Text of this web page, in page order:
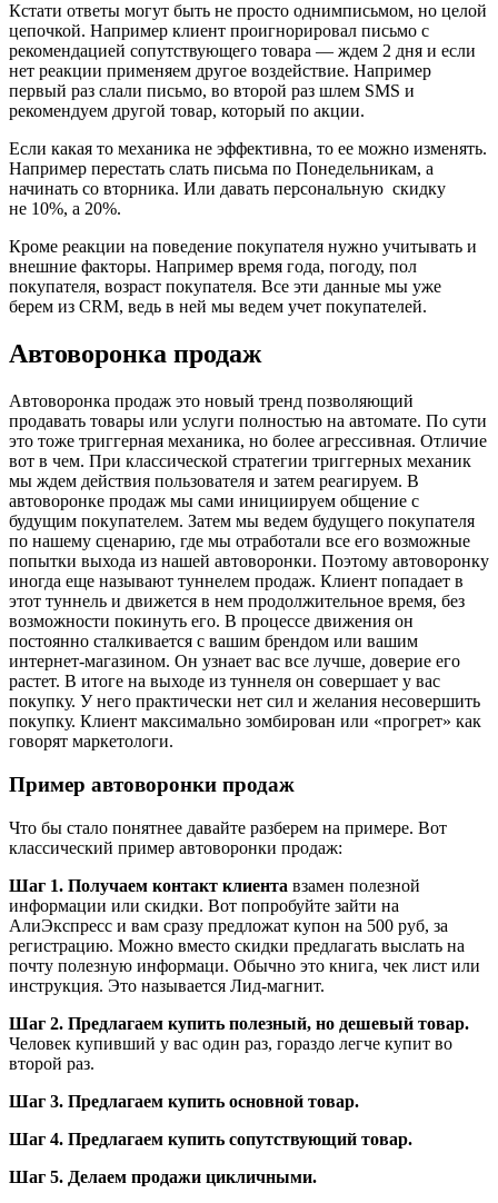
Кстати ответы могут быть не просто однимписьмом, но целой
цепочкой. Например клиент проигнорировал письмо с
рекомендацией сопутствующего товара — ждем 2 дня и если
нет реакции применяем другое воздействие. Например
первый раз слали письмо, во второй раз шлем SMS и
рекомендуем другой товар, который по акции.
Если какая то механика не эффективна, то ее можно изменять.
Например перестать слать письма по Понедельникам, а
начинать со вторника. Или давать персональную скидку
не 10%, а 20%.
Кроме реакции на поведение покупателя нужно учитывать и
внешние факторы. Например время года, погоду, пол
покупателя, возраст покупателя. Все эти данные мы уже
берем из CRM, ведь в ней мы ведем учет покупателей.
Автоворонка продаж
Автоворонка продаж это новый тренд позволяющий
продавать товары или услуги полностью на автомате. По сути
это тоже триггерная механика, но более агрессивная. Отличие
вот в чем. При классической стратегии триггерных механик
мы ждем действия пользователя и затем реагируем. В
автоворонке продаж мы сами инициируем общение с
будущим покупателем. Затем мы ведем будущего покупателя
по нашему сценарию, где мы отработали все его возможные
попытки выхода из нашей автоворонки. Поэтому автоворонку
иногда еще называют туннелем продаж. Клиент попадает в
этот туннель и движется в нем продолжительное время, без
возможности покинуть его. В процессе движения он
постоянно сталкивается с вашим брендом или вашим
интернет-магазином. Он узнает вас все лучше, доверие его
растет. В итоге на выходе из туннеля он совершает у вас
покупку. У него практически нет сил и желания несовершить
покупку. Клиент максимально зомбирован или «прогрет» как
говорят маркетологи.
Пример автоворонки продаж
Что бы стало понятнее давайте разберем на примере. Вот
классический пример автоворонки продаж:
Шаг 1. Получаем контакт клиента взамен полезной
информации или скидки. Вот попробуйте зайти на
АлиЭкспресс и вам сразу предложат купон на 500 руб, за
регистрацию. Можно вместо скидки предлагать выслать на
почту полезную информаци. Обычно это книга, чек лист или
инструкция. Это называется Лид-магнит.
Шаг 2. Предлагаем купить полезный, но дешевый товар.
Человек купивший у вас один раз, гораздо легче купит во
второй раз.
Шаг 3. Предлагаем купить основной товар.
Шаг 4. Предлагаем купить сопутствующий товар.
Шаг 5. Делаем продажи цикличными.